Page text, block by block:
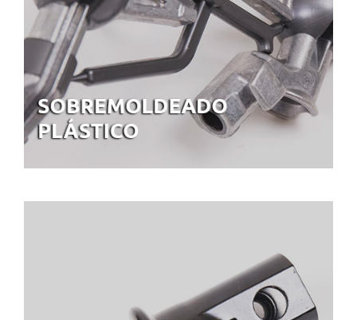
SOBREMOLDEADO PLÁSTICO